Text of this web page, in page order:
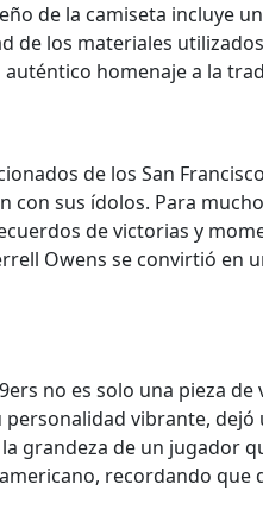
de la camiseta incluye
los materiales
homenaje a la
de los San
sus ídolos. Para
de victorias y
Owens se convirtió en
no es solo una pieza
vibrante, dejó
grandeza de un jugador
recordando